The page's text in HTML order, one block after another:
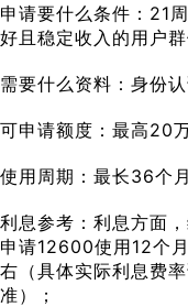
申请要什么条件：21
好且稳定收入的用户
需要什么资料：身份
可申请额度：最高20
使用周期：最长36个月
利息参考：利息方面
申请12600使用12个
右（具体实际利息费
准）；